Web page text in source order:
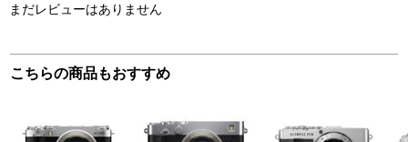
まだレビューはありません
こちらの商品もおすすめ